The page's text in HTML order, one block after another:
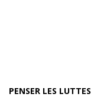
PENSER LES LUTTES